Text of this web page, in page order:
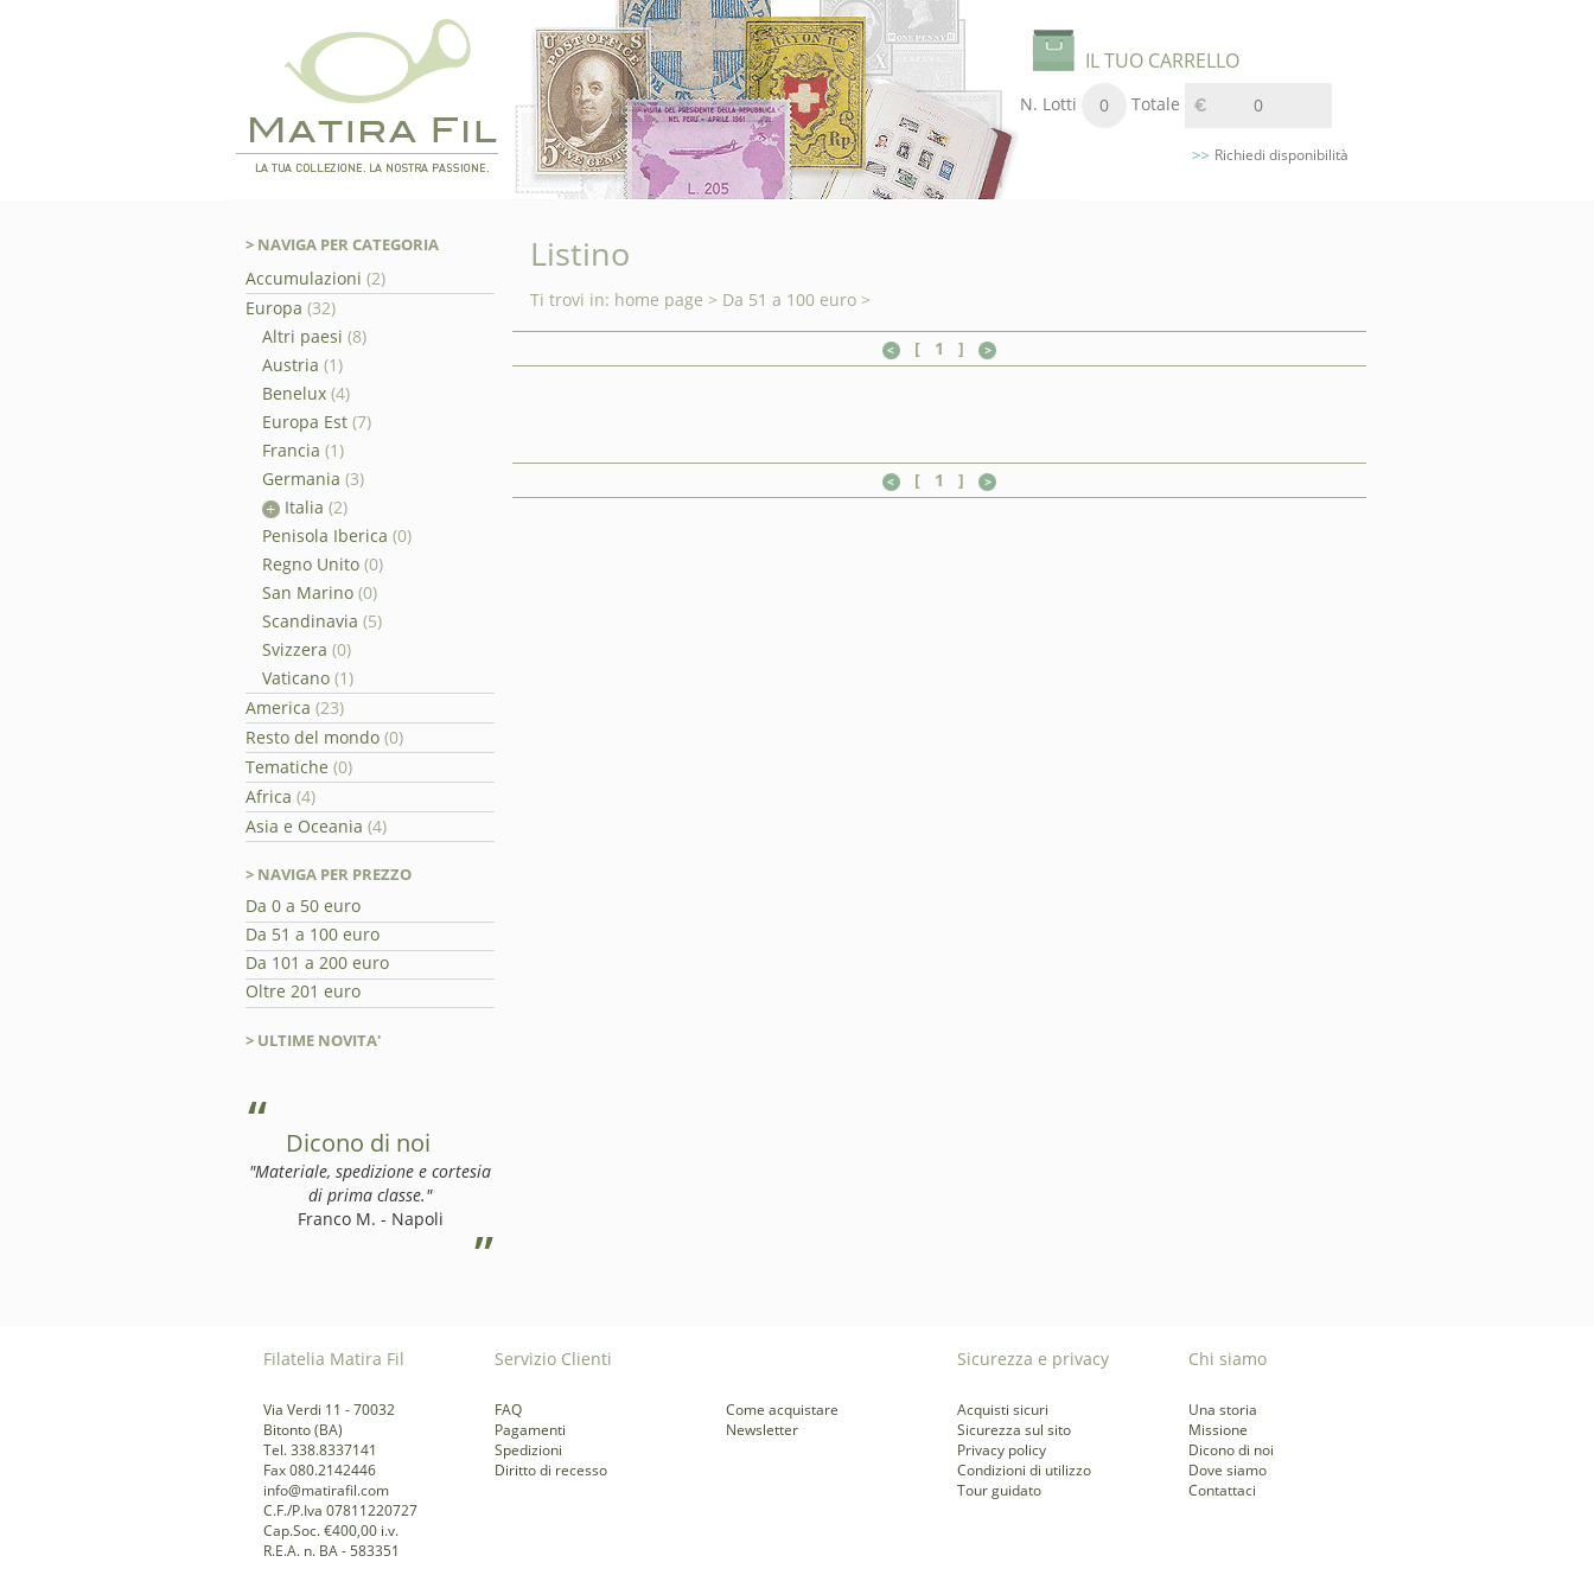
IL TUO CARRELLO
N. Lotti 0 Totale 0
Richiedi disponibilità
> NAVIGA PER CATEGORIA
Accumulazioni (2)
Europa (32)
Altri paesi (8)
Austria (1)
Benelux (4)
Europa Est (7)
Francia (1)
Germania (3)
Italia (2)
Penisola Iberica (0)
Regno Unito (0)
San Marino (0)
Scandinavia (5)
Svizzera (0)
Vaticano (1)
America (23)
Resto del mondo (0)
Tematiche (0)
Africa (4)
Asia e Oceania (4)
> NAVIGA PER PREZZO
Da 0 a 50 euro
Da 51 a 100 euro
Da 101 a 200 euro
Oltre 201 euro
> ULTIME NOVITA'
Dicono di noi
"Materiale, spedizione e cortesia
di prima classe."
Franco M. - Napoli
Listino
Ti trovi in: home page > Da 51 a 100 euro >
[ 1 ]
[ 1 ]
Filatelia Matira Fil
Via Verdi 11 - 70032
Bitonto (BA)
Tel. 338.8337141
Fax 080.2142446
info@matirafil.com
C.F./P.Iva 07811220727
Cap.Soc. €400,00 i.v.
R.E.A. n. BA - 583351
Servizio Clienti
FAQ
Pagamenti
Spedizioni
Diritto di recesso
Come acquistare
Newsletter
Sicurezza e privacy
Acquisti sicuri
Sicurezza sul sito
Privacy policy
Condizioni di utilizzo
Tour guidato
Chi siamo
Una storia
Missione
Dicono di noi
Dove siamo
Contattaci